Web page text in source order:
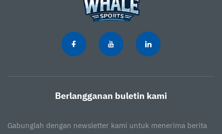
Berlangganan buletin kami
Gabunglah dengan newsletter kami untuk menerima berita